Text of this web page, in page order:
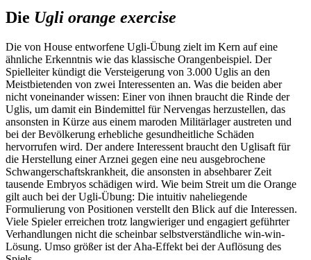
Die Ugli orange exercise
Die von House entworfene Ugli-Übung zielt im Kern auf eine
ähnliche Erkenntnis wie das klassische Orangenbeispiel. Der
Spielleiter kündigt die Versteigerung von 3.000 Uglis an den
Meistbietenden von zwei Interessenten an. Was die beiden aber
nicht voneinander wissen: Einer von ihnen braucht die Rinde der
Uglis, um damit ein Bindemittel für Nervengas herzustellen, das
ansonsten in Kürze aus einem maroden Militärlager austreten und
bei der Bevölkerung erhebliche gesundheitliche Schäden
hervorrufen wird. Der andere Interessent braucht den Uglisaft für
die Herstellung einer Arznei gegen eine neu ausgebrochene
Schwangerschaftskrankheit, die ansonsten in absehbarer Zeit
tausende Embryos schädigen wird. Wie beim Streit um die Orange
gilt auch bei der Ugli-Übung: Die intuitiv naheliegende
Formulierung von Positionen verstellt den Blick auf die Interessen.
Viele Spieler erreichen trotz langwieriger und engagiert geführter
Verhandlungen nicht die scheinbar selbstverständliche win-win-
Lösung. Umso größer ist der Aha-Effekt bei der Auflösung des